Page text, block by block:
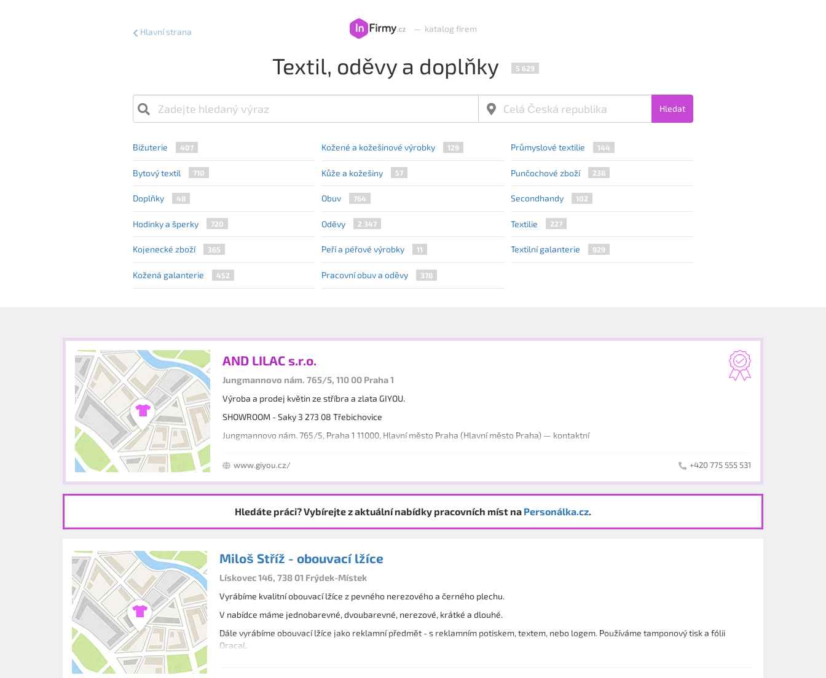
— katalog firem
Hlavní strana
Textil, oděvy a doplňky 5 629
Hledat
Bižuterie 407
Bytový textil 710
Doplňky 48
Hodinky a šperky 720
Kojenecké zboží 365
Kožená galanterie 452
Kožené a kožešinové výrobky 129
Kůže a kožešiny 57
Obuv 764
Oděvy 2 347
Peří a péřové výrobky 11
Pracovní obuv a oděvy 378
Průmyslové textilie 144
Punčochové zboží 238
Secondhandy 102
Textilie 227
Textilní galanterie 929
AND LILAC s.r.o.
Jungmannovo nám. 765/5, 110 00 Praha 1
Výroba a prodej květin ze stříbra a zlata GIYOU.
SHOWROOM - Saky 3 273 08 Třebichovice
Jungmannovo nám. 765/5, Praha 1 11000, Hlavní město Praha (Hlavní město Praha) — kontaktní
www.giyou.cz/ +420 775 555 531
Hledáte práci? Vybírejte z aktuální nabídky pracovních míst na Personálka.cz.
Miloš Stříž - obouvací lžíce
Lískovec 146, 738 01 Frýdek-Místek
Vyrábíme kvalitní obouvací lžíce z pevného nerezového a černého plechu.
V nabídce máme jednobarevné, dvoubarevné, nerezové, krátké a dlouhé.
Dále vyrábíme obouvací lžíce jako reklamní předmět - s reklamním potiskem, textem, nebo logem. Používáme tamponový tisk a fólii
Oracal.